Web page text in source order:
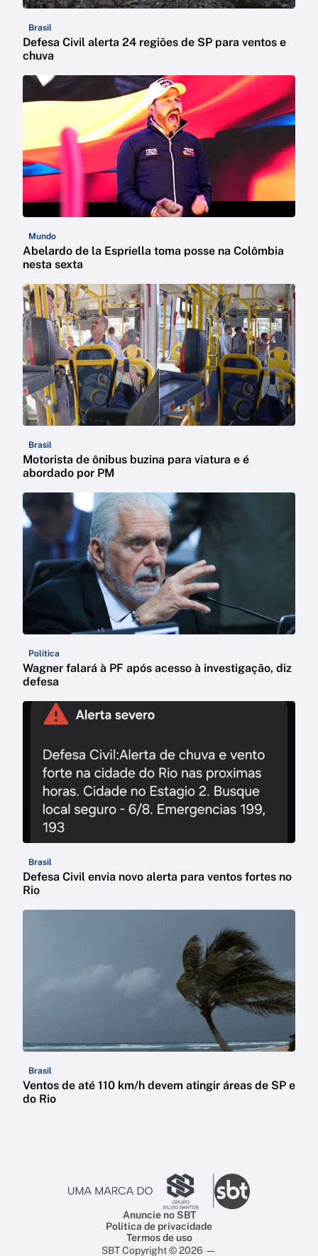
Brasil
Defesa Civil alerta 24 regiões de SP para ventos e
chuva
Mundo
Abelardo de la Espriella toma posse na Colômbia
nesta sexta
Brasil
Motorista de ônibus buzina para viatura e é
abordado por PM
Política
Wagner falará à PF após acesso à investigação, diz
defesa
Brasil
Defesa Civil envia novo alerta para ventos fortes no
Rio
Brasil
Ventos de até 110 km/h devem atingir áreas de SP e
do Rio
Anuncie no SBT
Política de privacidade
Termos de uso
SBT Copyright © 2026 —